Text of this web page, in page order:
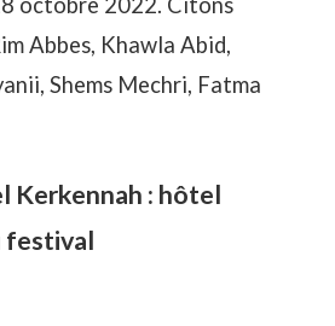
Abbes, Khawla Abid,
Shems Mechri, Fatma
Kerkennah : hôtel
festival